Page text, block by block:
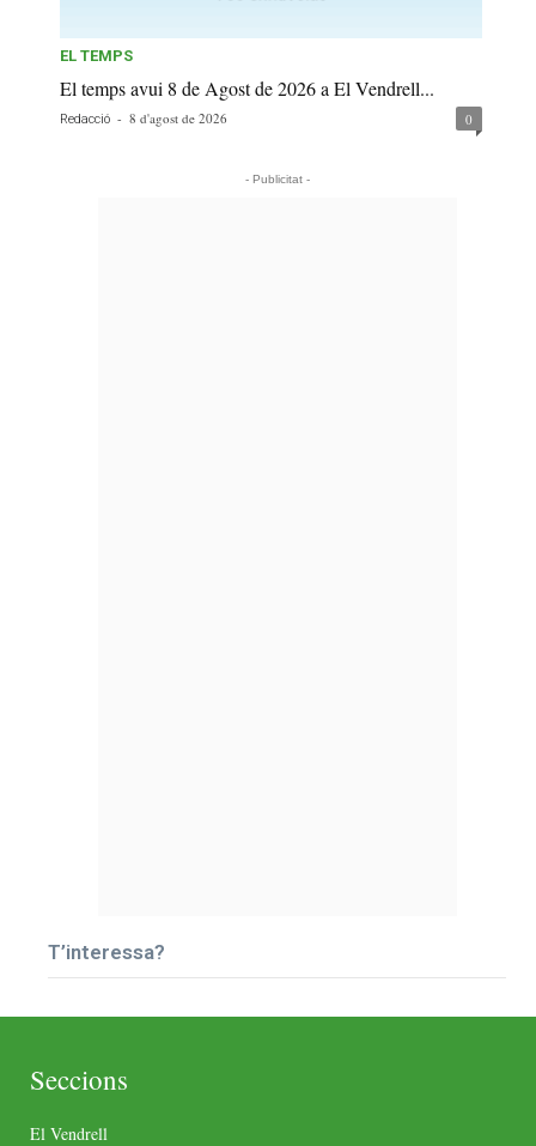
EL TEMPS
El temps avui 8 de Agost de 2026 a El Vendrell...
Redacció - 8 d'agost de 2026 0
- Publicitat -
T’interessa?
Seccions
El Vendrell